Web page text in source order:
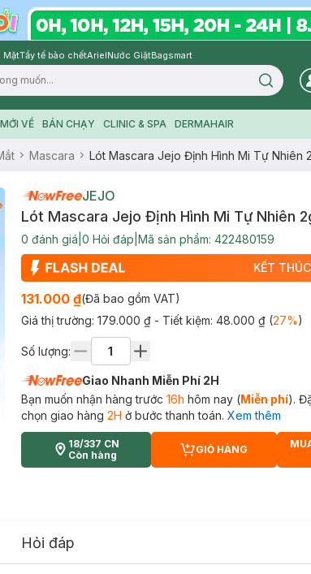
MặtTẩy tế bào chếtArielNước GiặtBagsmart
Search
VỀ BÁN CHẠY CLINIC & SPA DERMAHAIR
Mascara Lót Mascara Jejo Định Hình Mi Tự Nhiên
JEJO
Lót Mascara Jejo Định Hình Mi Tự Nhiên
0 đánh giá 0 Hỏi đáp Mã sản phẩm: 422480159
KẾT
131.000 ₫(Đã bao gồm VAT)
Giá thị trường: 179.000 ₫ - Tiết kiệm: 48.000 ₫(27%)
Số lượng:
Giao Nhanh Miễn Phí 2H
Bạn muốn nhận hàng trước 16h hôm nay (Miễn phí).
chọn giao hàng 2H ở bước thanh toán. Xem thêm
18/337 CN
Còn hàng
CART PLUS ICON
GIỎ HÀNG
Hỏi đáp